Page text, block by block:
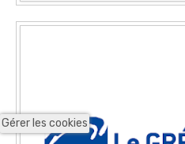
Gérer les cookies